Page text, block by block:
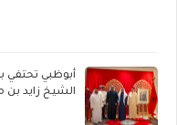
الشيخ زايد